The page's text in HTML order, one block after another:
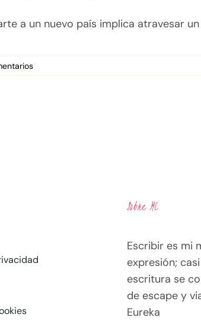
a un nuevo país implica atravesar un
Sobre Mí
Escribir es mi
expresión;
escritura se
de escape y
Eureka